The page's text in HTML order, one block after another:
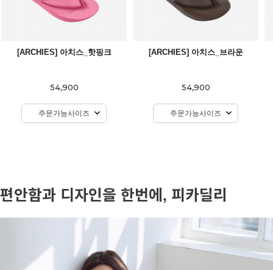
[ARCHIES] 아치스_핫핑크
54,900
주문가능사이즈
[ARCHIES] 아치스_브라운
54,900
주문가능사이즈
편안함과 디자인을 한번에, 피카딜리